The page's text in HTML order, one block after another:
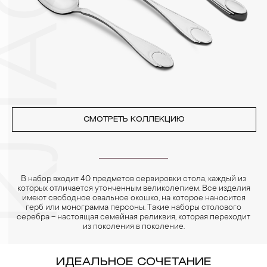
переносят жемчуг, бирюза, малахит и янтарь.
4. Специалисты обычно рекомендуют чистить украшения не
реже одного раза в месяц, а также регулярно протирать их
фланелевой или замшевой салфеткой.
СМОТРЕТЬ КОЛЛЕКЦИЮ
В набор входит 40 предметов сервировки стола, каждый из
которых отличается утонченным великолепием. Все изделия
имеют свободное овальное окошко, на которое наносится
герб или монограмма персоны. Такие наборы столового
серебра – настоящая семейная реликвия, которая переходит
из поколения в поколение.
ИДЕАЛЬНОЕ СОЧЕТАНИЕ